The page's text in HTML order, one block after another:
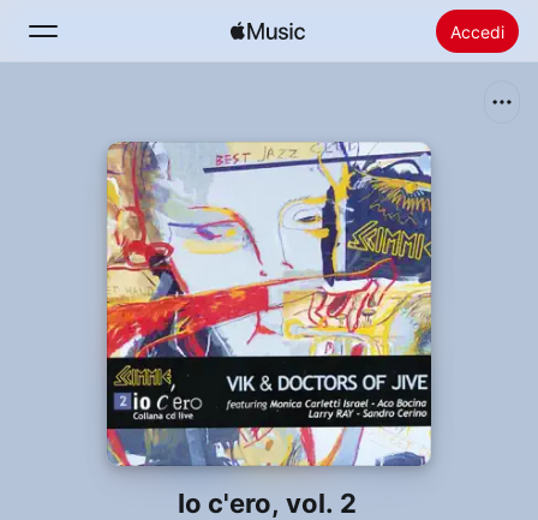
Accedi
Home
Novità
Radio
Installare Apple Music
Io c'ero, vol. 2